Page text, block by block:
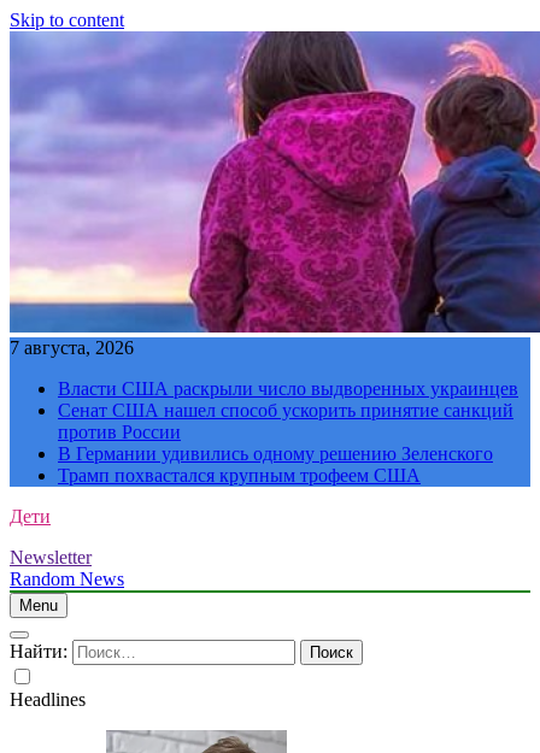
Skip to content
7 августа, 2026
Власти США раскрыли число выдворенных украинцев
Сенат США нашел способ ускорить принятие санкций
против России
В Германии удивились одному решению Зеленского
Трамп похвастался крупным трофеем США
Дети
Newsletter
Random News
Menu
Найти:
Headlines